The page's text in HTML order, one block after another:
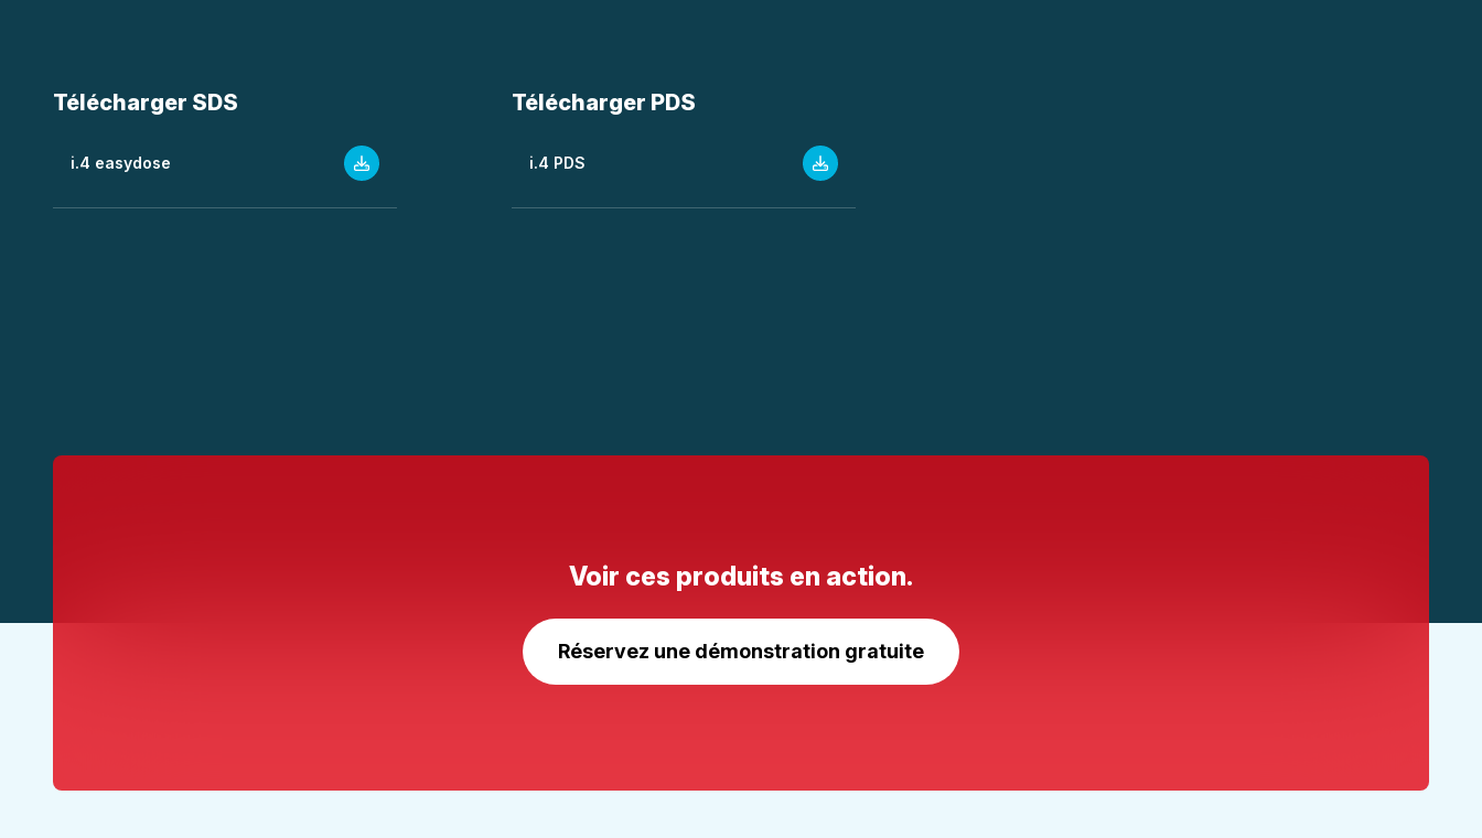
Télécharger SDS
i.4 easydose
Télécharger PDS
i.4 PDS
Voir ces produits en action.
Réservez une démonstration gratuite